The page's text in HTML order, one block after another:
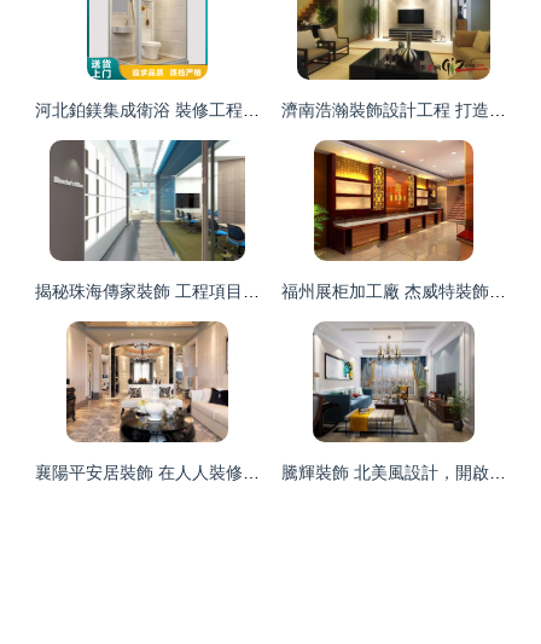
河北鉑鎂集成衛浴 裝修工程選材的理想之選濟南浩瀚裝飾設計工程 打造品質
揭秘珠海傳家裝飾 工程項目經理的另一面福州展柜加工廠 杰威特裝飾打造
襄陽平安居裝飾 在人人裝修網打造理想家居的可靠伙伴
騰輝裝飾 北美風設計，開啟舒適